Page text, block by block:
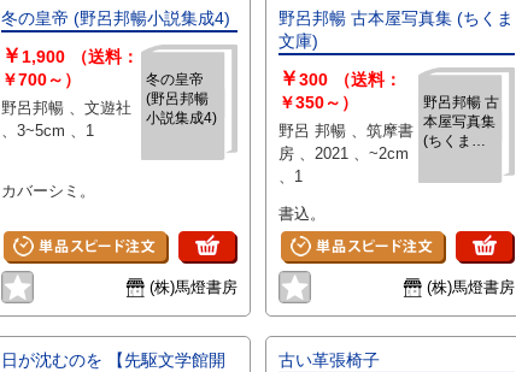
冬の皇帝 (野呂邦暢小説集成4)
冬の皇帝
(野呂邦暢
小説集成4)
￥ 1,900
（送料：
￥700～）
野呂邦暢 、文遊社
、3~5cm 、1
カバーシミ。
(株)馬燈書房
野呂邦暢 古本屋写真集 (ちくま
文庫)
野呂邦暢 古
本屋写真集
(ちくま文
￥300
（送料：
￥350～）
野呂 邦暢 、筑摩書
房 、2021 、~2cm
、1
書込。
(株)馬燈書房
日が沈むのを 【先駆文学館開
古い革張椅子